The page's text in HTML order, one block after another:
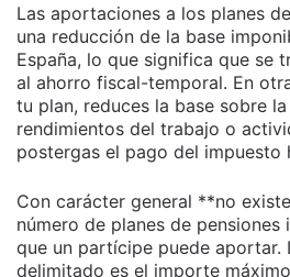
Las aportaciones a los planes
una reducción de la base
España, lo que significa que se
al ahorro fiscal-temporal. En
tu plan, reduces la base sobre
rendimientos del trabajo o
postergas el pago del impuesto
Con carácter general **no
número de planes de
que un partícipe puede aportar.
delimitado es el importe